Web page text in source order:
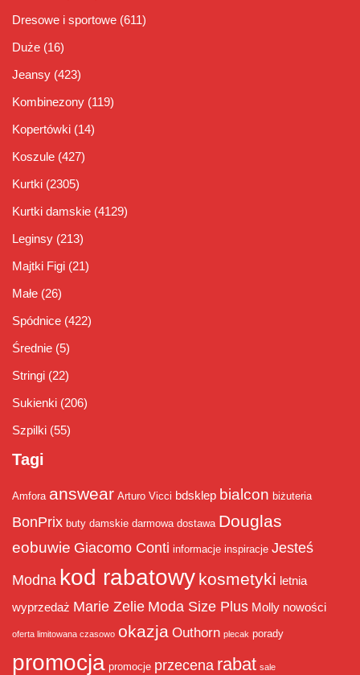
Dresowe i sportowe (611)
Duże (16)
Jeansy (423)
Kombinezony (119)
Kopertówki (14)
Koszule (427)
Kurtki (2305)
Kurtki damskie (4129)
Leginsy (213)
Majtki Figi (21)
Małe (26)
Spódnice (422)
Średnie (5)
Stringi (22)
Sukienki (206)
Szpilki (55)
Tagi
Amfora answear Arturo Vicci bdsklep bialcon biżuteria
BonPrix buty damskie darmowa dostawa Douglas
eobuwie Giacomo Conti informacje inspiracje Jesteś
Modna kod rabatowy kosmetyki letnia
wyprzedaż Marie Zelie Moda Size Plus Molly nowości
oferta limitowana czasowo okazja Outhorn plecak porady
promocja promocje przecena rabat sale